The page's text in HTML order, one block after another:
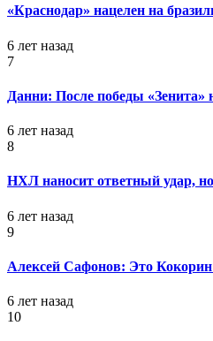
«Краснодар» нацелен на
6 лет назад
7
Данни: После победы
6 лет назад
8
НХЛ наносит ответный удар, но
6 лет назад
9
Алексей Сафонов: Это Кокорин
6 лет назад
10